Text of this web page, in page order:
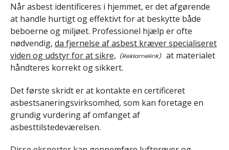
Når asbest identificeres i hjemmet, er det afgørende
at handle hurtigt og effektivt for at beskytte både
beboerne og miljøet. Professionel hjælp er ofte
nødvendig, da fjernelse af asbest kræver specialiseret
viden og udstyr for at sikre,
at materialet
håndteres korrekt og sikkert.
Det første skridt er at kontakte en certificeret
asbestsaneringsvirksomhed, som kan foretage en
grundig vurdering af omfanget af
asbesttilstedeværelsen.